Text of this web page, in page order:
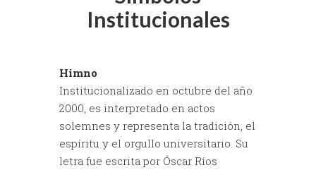
Institucionales
Himno
Institucionalizado en octubre del año
2000, es interpretado en actos
solemnes y representa la tradición, el
espíritu y el orgullo universitario. Su
letra fue escrita por Óscar Ríos